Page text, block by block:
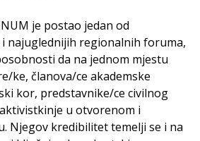
je postao jedan od
najuglednijih regionalnih foruma,
da na jednom mjestu
ke, članova/ce akademske
kor, predstavnike/ce civilnog
u otvorenom i
Njegov kredibilitet temelji se i na